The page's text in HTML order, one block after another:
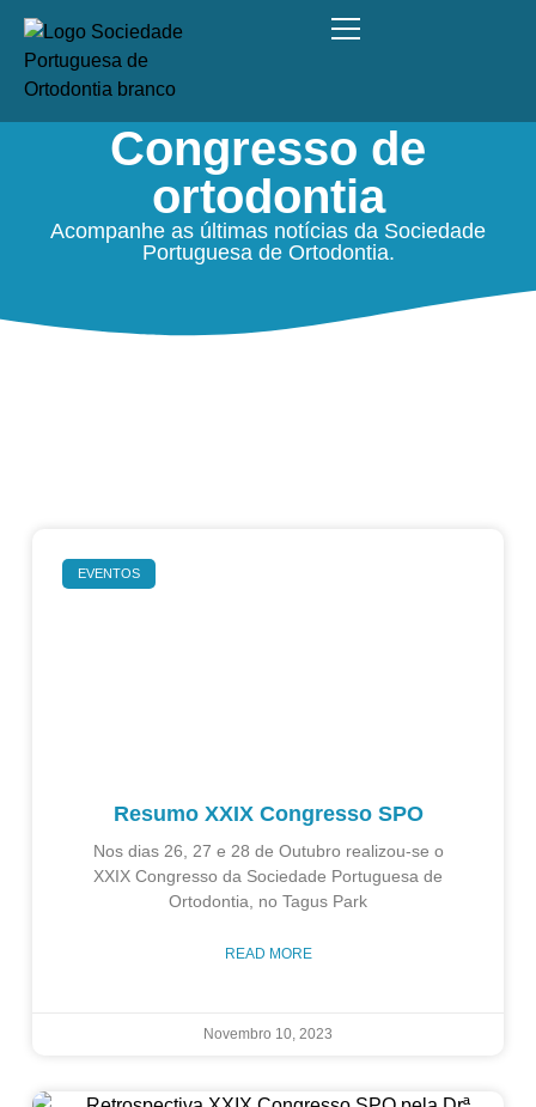
Congresso de
ortodontia
Acompanhe as últimas notícias da Sociedade
Portuguesa de Ortodontia.
EVENTOS
Resumo XXIX Congresso SPO
Nos dias 26, 27 e 28 de Outubro realizou-se o
XXIX Congresso da Sociedade Portuguesa de
Ortodontia, no Tagus Park
READ MORE
Novembro 10, 2023